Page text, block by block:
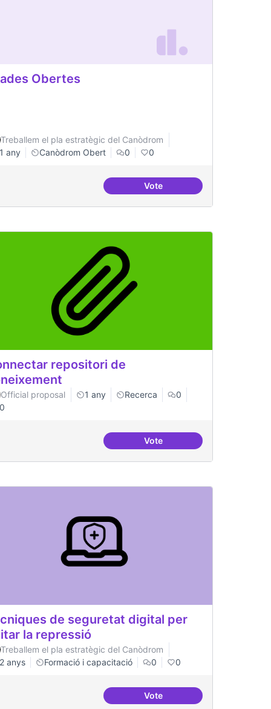
Jussana per fer formacions
Obertes
Treballem el pla estratègic del Canòdrom
1 any
Canòdrom Obert 0 0
VoteGrades Obertes
del postgrau
repositori de
Official proposal 1 any Recerca
0
0
VoteConnectar repositori de
pública
de seguretat digital per
la repressió
Treballem el pla estratègic del Canòdrom
2 anys
Formació i capacitació 0 0
VoteTècniques de seguretat